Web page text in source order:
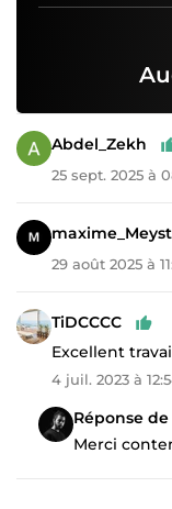
Abdel_Zekh
25 sept. 2025 à
29 août 2025 à
TiDCCCC
Excellent
4 juil. 2023 à
Réponse
Merci